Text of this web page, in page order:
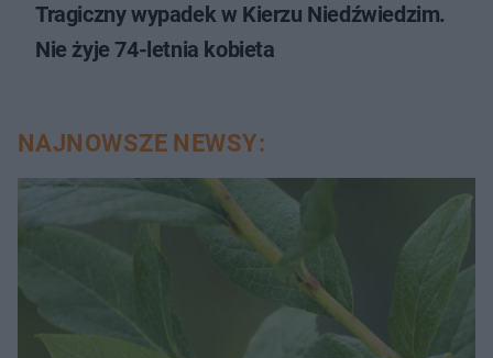
Tragiczny wypadek w Kierzu Niedźwiedzim.
Nie żyje 74-letnia kobieta
NAJNOWSZE NEWSY: